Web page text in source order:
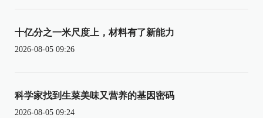
十亿分之一米尺度上，材料有了新能力
2026-08-05 09:26
科学家找到生菜美味又营养的基因密码
2026-08-05 09:24